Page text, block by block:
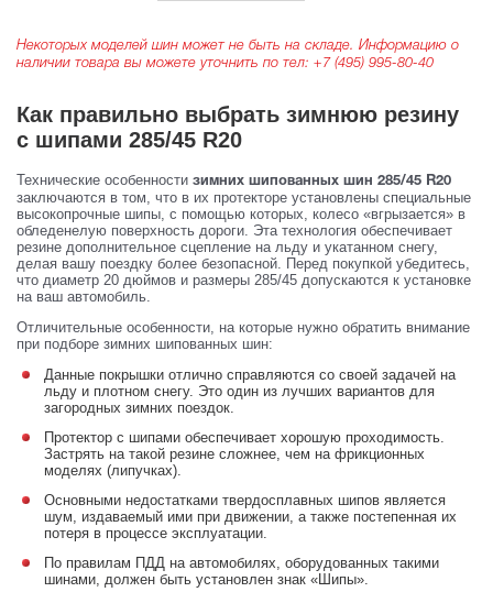
Некоторых моделей шин может не быть на складе. Информацию о
наличии товара вы можете уточнить по тел: +7 (495) 995-80-40
Как правильно выбрать зимнюю резину
с шипами 285/45 R20
Технические особенности зимних шипованных шин 285/45 R20
заключаются в том, что в их протекторе установлены специальные
высокопрочные шипы, с помощью которых, колесо «вгрызается» в
обледенелую поверхность дороги. Эта технология обеспечивает
резине дополнительное сцепление на льду и укатанном снегу,
делая вашу поездку более безопасной. Перед покупкой убедитесь,
что диаметр 20 дюймов и размеры 285/45 допускаются к установке
на ваш автомобиль.
Отличительные особенности, на которые нужно обратить внимание
при подборе зимних шипованных шин:
Данные покрышки отлично справляются со своей задачей на
льду и плотном снегу. Это один из лучших вариантов для
загородных зимних поездок.
Протектор с шипами обеспечивает хорошую проходимость.
Застрять на такой резине сложнее, чем на фрикционных
моделях (липучках).
Основными недостатками твердосплавных шипов является
шум, издаваемый ими при движении, а также постепенная их
потеря в процессе эксплуатации.
По правилам ПДД на автомобилях, оборудованных такими
шинами, должен быть установлен знак «Шипы».